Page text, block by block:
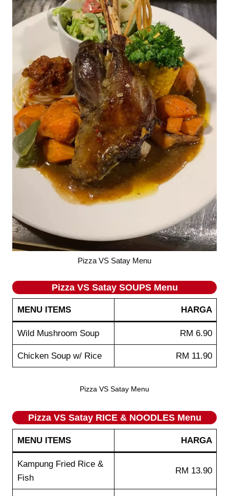
Pizza VS Satay Menu
Pizza VS Satay SOUPS Menu
MENU ITEMS HARGA
Wild Mushroom Soup RM 6.90
Chicken Soup w/ Rice RM 11.90
Pizza VS Satay Menu
Pizza VS Satay RICE & NOODLES Menu
MENU ITEMS HARGA
Kampung Fried Rice &
Fish
RM 13.90